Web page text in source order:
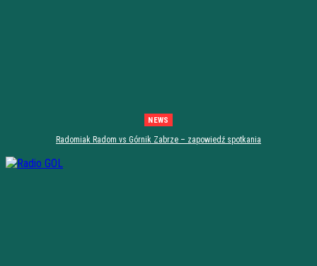
NEWS
Radomiak Radom vs Górnik Zabrze – zapowiedź spotkania